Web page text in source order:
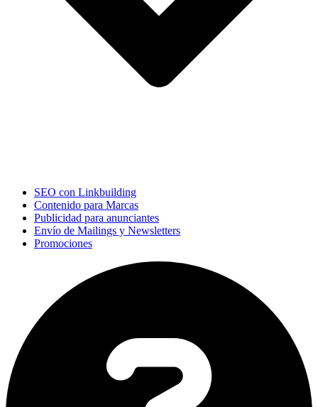
SEO con Linkbuilding
Contenido para Marcas
Publicidad para anunciantes
Envío de Mailings y Newsletters
Promociones